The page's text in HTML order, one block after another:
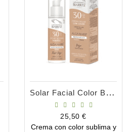
Solar Facial Color Beige SPF50 50ml
Precio
25,50 €
Crema con color sublima y